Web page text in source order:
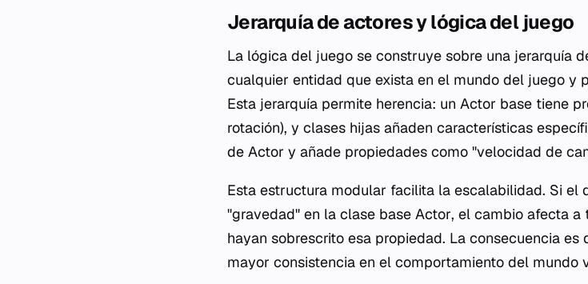
Jerarquía de actores y lógica del juego
La lógica del juego se construye sobre una jerarquía
cualquier entidad que exista en el mundo del juego y
Esta jerarquía permite herencia: un Actor base tiene
rotación), y clases hijas añaden características
de Actor y añade propiedades como "velocidad de
Esta estructura modular facilita la escalabilidad. Si
"gravedad" en la clase base Actor, el cambio afecta a
hayan sobrescrito esa propiedad. La consecuencia
mayor consistencia en el comportamiento del mundo